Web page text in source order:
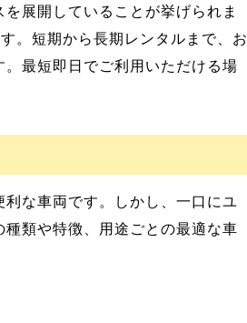
展開していることが挙げられま
。短期から長期レンタルまで、お
最短即日でご利用いただける場
な車両です。しかし、一口にユ
類や特徴、用途ごとの最適な車